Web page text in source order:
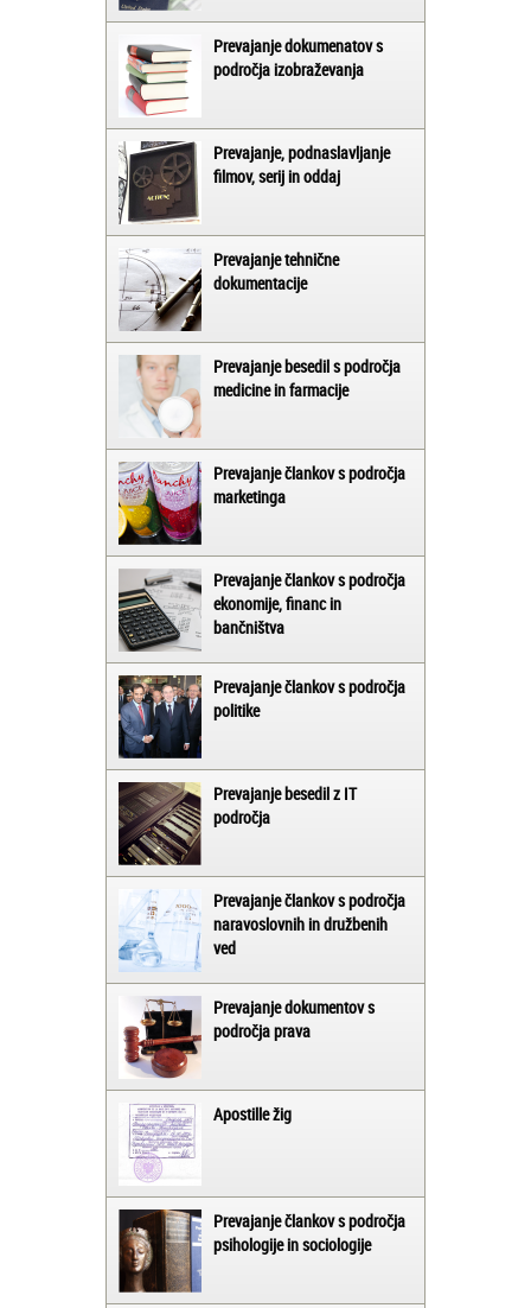
Prevajanje dokumenatov s
področja izobraževanja
Prevajanje, podnaslavljanje
filmov, serij in oddaj
Prevajanje tehnične
dokumentacije
Prevajanje besedil s področja
medicine in farmacije
Prevajanje člankov s področja
marketinga
Prevajanje člankov s področja
ekonomije, financ in
bančništva
Prevajanje člankov s področja
politike
Prevajanje besedil z IT
področja
Prevajanje člankov s področja
naravoslovnih in družbenih
ved
Prevajanje dokumentov s
področja prava
Apostille žig
Prevajanje člankov s področja
psihologije in sociologije